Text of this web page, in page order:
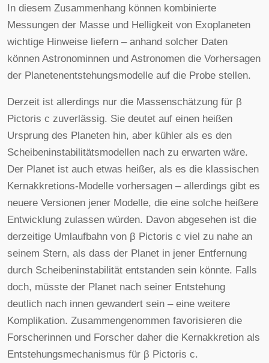
In diesem Zusammenhang können kombinierte
Messungen der Masse und Helligkeit von Exoplaneten
wichtige Hinweise liefern – anhand solcher Daten
können Astronominnen und Astronomen die Vorhersagen
der Planetenentstehungsmodelle auf die Probe stellen.
Derzeit ist allerdings nur die Massenschätzung für β
Pictoris c zuverlässig. Sie deutet auf einen heißen
Ursprung des Planeten hin, aber kühler als es den
Scheibeninstabilitätsmodellen nach zu erwarten wäre.
Der Planet ist auch etwas heißer, als es die klassischen
Kernakkretions-Modelle vorhersagen – allerdings gibt es
neuere Versionen jener Modelle, die eine solche heißere
Entwicklung zulassen würden. Davon abgesehen ist die
derzeitige Umlaufbahn von β Pictoris c viel zu nahe an
seinem Stern, als dass der Planet in jener Entfernung
durch Scheibeninstabilität entstanden sein könnte. Falls
doch, müsste der Planet nach seiner Entstehung
deutlich nach innen gewandert sein – eine weitere
Komplikation. Zusammengenommen favorisieren die
Forscherinnen und Forscher daher die Kernakkretion als
Entstehungsmechanismus für β Pictoris c.